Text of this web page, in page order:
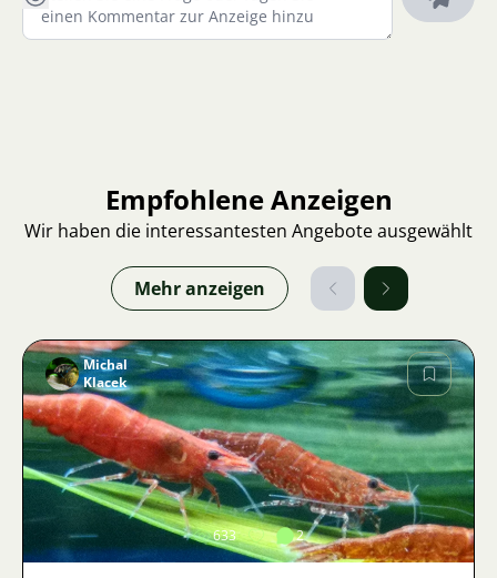
Empfohlene Anzeigen
Wir haben die interessantesten Angebote ausgewählt
Mehr anzeigen
Bild
Michal
Klacek
633 2